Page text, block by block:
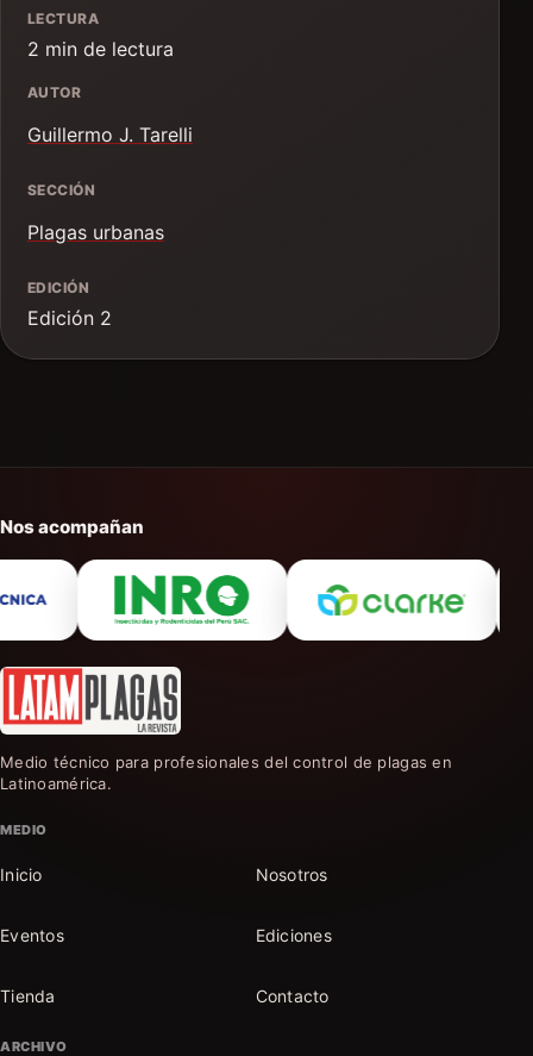
LECTURA
2 min de lectura
AUTOR
Guillermo J. Tarelli
SECCIÓN
Plagas urbanas
EDICIÓN
Edición 2
Nos acompañan
Medio técnico para profesionales del control de plagas en
Latinoamérica.
MEDIO
Inicio Nosotros
Eventos Ediciones
Tienda Contacto
ARCHIVO